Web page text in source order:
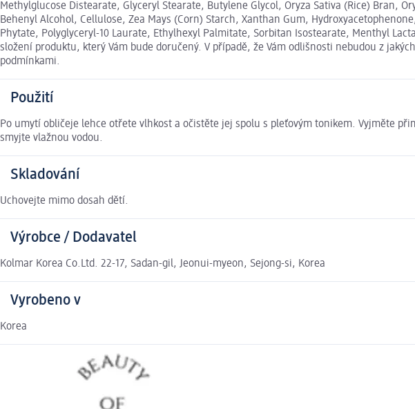
Methylglucose Distearate, Glyceryl Stearate, Butylene Glycol, Oryza Sativa (Rice) Bran,
Behenyl Alcohol, Cellulose, Zea Mays (Corn) Starch, Xanthan Gum,
Phytate, Polyglyceryl-10 Laurate, Ethylhexyl Palmitate, Sorbitan Isostearate, Menthyl
složení produktu, který Vám bude doručený. V případě, že Vám odlišnosti nebudou z
podmínkami.
Použití
Po umytí obličeje lehce otřete vlhkost a očistěte jej spolu s pleťovým tonikem. Vyjměte
smyjte vlažnou vodou.
Skladování
Uchovejte mimo dosah dětí.
Výrobce / Dodavatel
Kolmar Korea Co.Ltd. 22-17, Sadan-gil, Jeonui-myeon, Sejong-si, Korea
Vyrobeno v
Korea